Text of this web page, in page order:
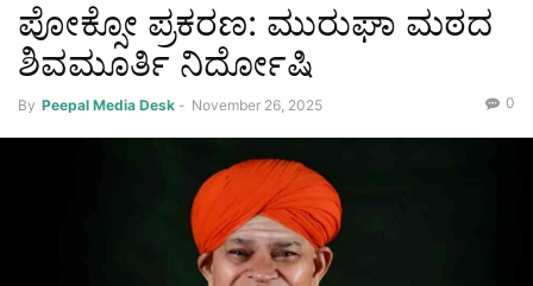
ಪೋಕ್ಸೋ ಪ್ರಕರಣ: ಮುರುಘಾ ಮಠದ
ಶಿವಮೂರ್ತಿ ನಿರ್ದೋಷಿ
By Peepal Media Desk - November 26, 2025 0